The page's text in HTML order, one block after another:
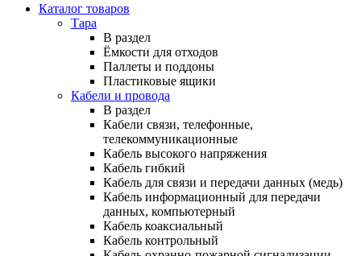
Каталог товаров
Тара
В раздел
Ёмкости для отходов
Паллеты и поддоны
Пластиковые ящики
Кабели и провода
В раздел
Кабели связи, телефонные,
телекоммуникационные
Кабель высокого напряжения
Кабель гибкий
Кабель для связи и передачи данных (медь)
Кабель информационный для передачи
данных, компьютерный
Кабель коаксиальный
Кабель контрольный